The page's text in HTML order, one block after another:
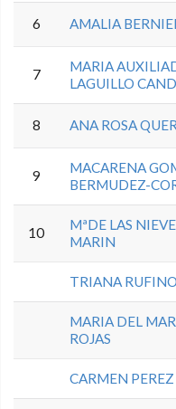
6 AMALIA
7
MARIA
LAGUILLO
8 ANA ROSA
9
MACARENA
BERMUDEZ-
10
MªDE LAS
MARIN
TRIANA
MARIA DEL
ROJAS
CARMEN